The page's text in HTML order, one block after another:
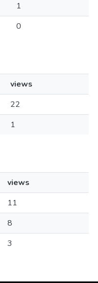
1
0
views
22
1
views
11
8
3